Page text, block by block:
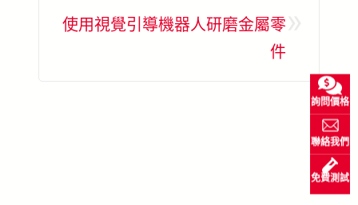
使用視覺引導機器人研磨金屬零
件
詢問價格
聯絡我們
免費測試